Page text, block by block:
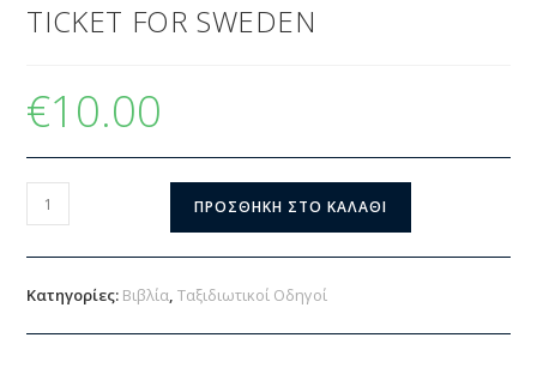
TICKET FOR SWEDEN
€10.00
ΠΡΟΣΘΉΚΗ ΣΤΟ ΚΑΛΆΘΙ
Κατηγορίες: Βιβλία,Ταξιδιωτικοί Οδηγοί